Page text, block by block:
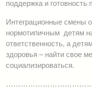
поддержка и готовность
Интеграционные смены
нормотипичным детям
ответственность, а
здоровья – найти свое
социализироваться.